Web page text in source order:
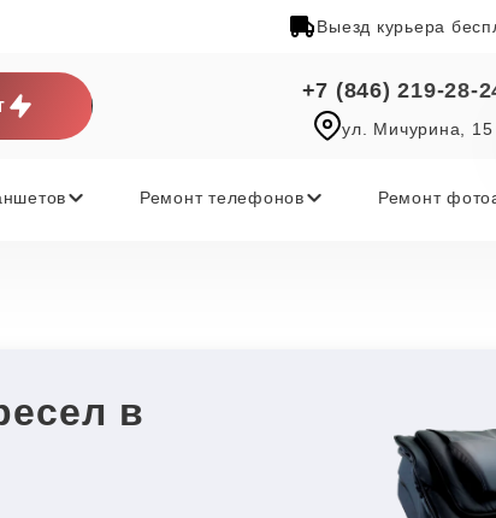
Выезд курьера
+7 (846) 219-28-
ул. Мичурина, 15
Ремонт телефонов Ремонт
в